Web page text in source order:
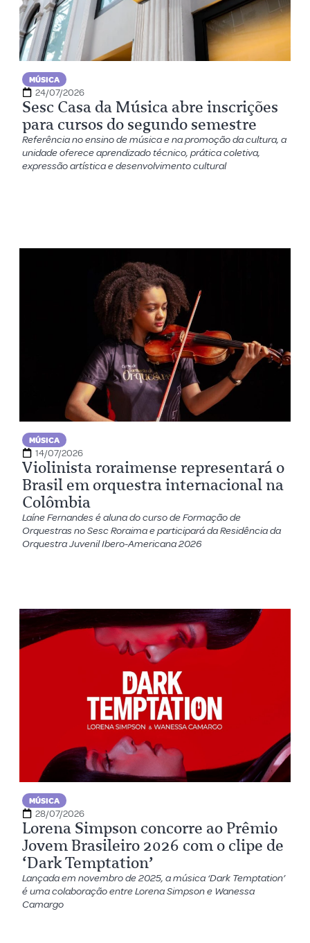
MÚSICA
24/07/2026
Sesc Casa da Música abre inscrições
para cursos do segundo semestre
Referência no ensino de música e na promoção da cultura, a
unidade oferece aprendizado técnico, prática coletiva,
expressão artística e desenvolvimento cultural
MÚSICA
14/07/2026
Violinista roraimense representará o
Brasil em orquestra internacional na
Colômbia
Laíne Fernandes é aluna do curso de Formação de
Orquestras no Sesc Roraima e participará da Residência da
Orquestra Juvenil Ibero-Americana 2026
MÚSICA
28/07/2026
Lorena Simpson concorre ao Prêmio
Jovem Brasileiro 2026 com o clipe de
‘Dark Temptation’
Lançada em novembro de 2025, a música ‘Dark Temptation’
é uma colaboração entre Lorena Simpson e Wanessa
Camargo